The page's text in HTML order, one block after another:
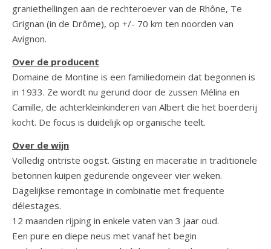
graniethellingen aan de rechteroever van de Rhône, Te
Grignan (in de Drôme), op +/- 70 km ten noorden van
Avignon.
Over de producent
Domaine de Montine is een familiedomein dat begonnen is
in 1933. Ze wordt nu gerund door de zussen Mélina en
Camille, de achterkleinkinderen van Albert die het boerderij
kocht. De focus is duidelijk op organische teelt.
Over de wijn
Volledig ontriste oogst. Gisting en maceratie in traditionele
betonnen kuipen gedurende ongeveer vier weken.
Dagelijkse remontage in combinatie met frequente
délestages.
12 maanden rijping in enkele vaten van 3 jaar oud.
Een pure en diepe neus met vanaf het begin